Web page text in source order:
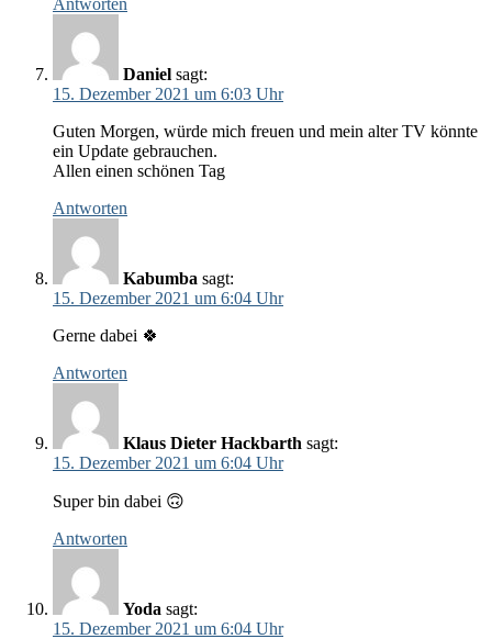
Daniel sagt:
15. Dezember 2021 um 6:03 Uhr
Guten Morgen, würde mich freuen und mein alter TV könnte
ein Update gebrauchen.
Allen einen schönen Tag
Antworten
Kabumba sagt:
15. Dezember 2021 um 6:04 Uhr
Gerne dabei 🍀
Antworten
Klaus Dieter Hackbarth sagt:
15. Dezember 2021 um 6:04 Uhr
Super bin dabei 🙃
Antworten
Yoda sagt:
15. Dezember 2021 um 6:04 Uhr